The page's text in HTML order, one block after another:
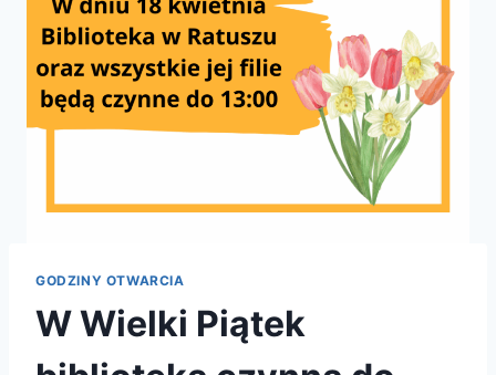
GODZINY OTWARCIA
W Wielki Piątek